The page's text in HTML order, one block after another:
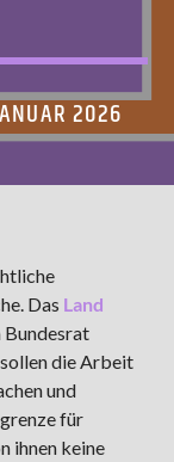
2026
Das Land
Bundesrat
die Arbeit
und
für
ihnen keine